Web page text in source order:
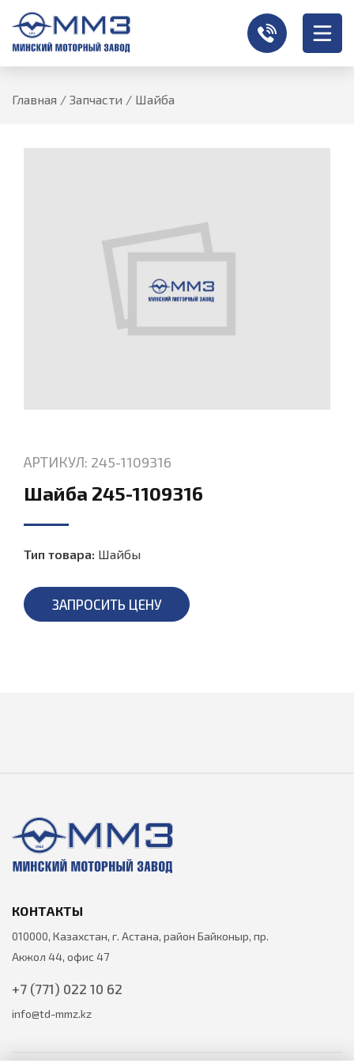
Главная / Запчасти / Шайба
АРТИКУЛ: 245-1109316
Шайба 245-1109316
Тип товара: Шайбы
ЗАПРОСИТЬ ЦЕНУ
КОНТАКТЫ
010000, Казахстан, г. Астана, район Байконыр, пр.
Акжол 44, офис 47
+7 (771) 022 10 62
info@td-mmz.kz